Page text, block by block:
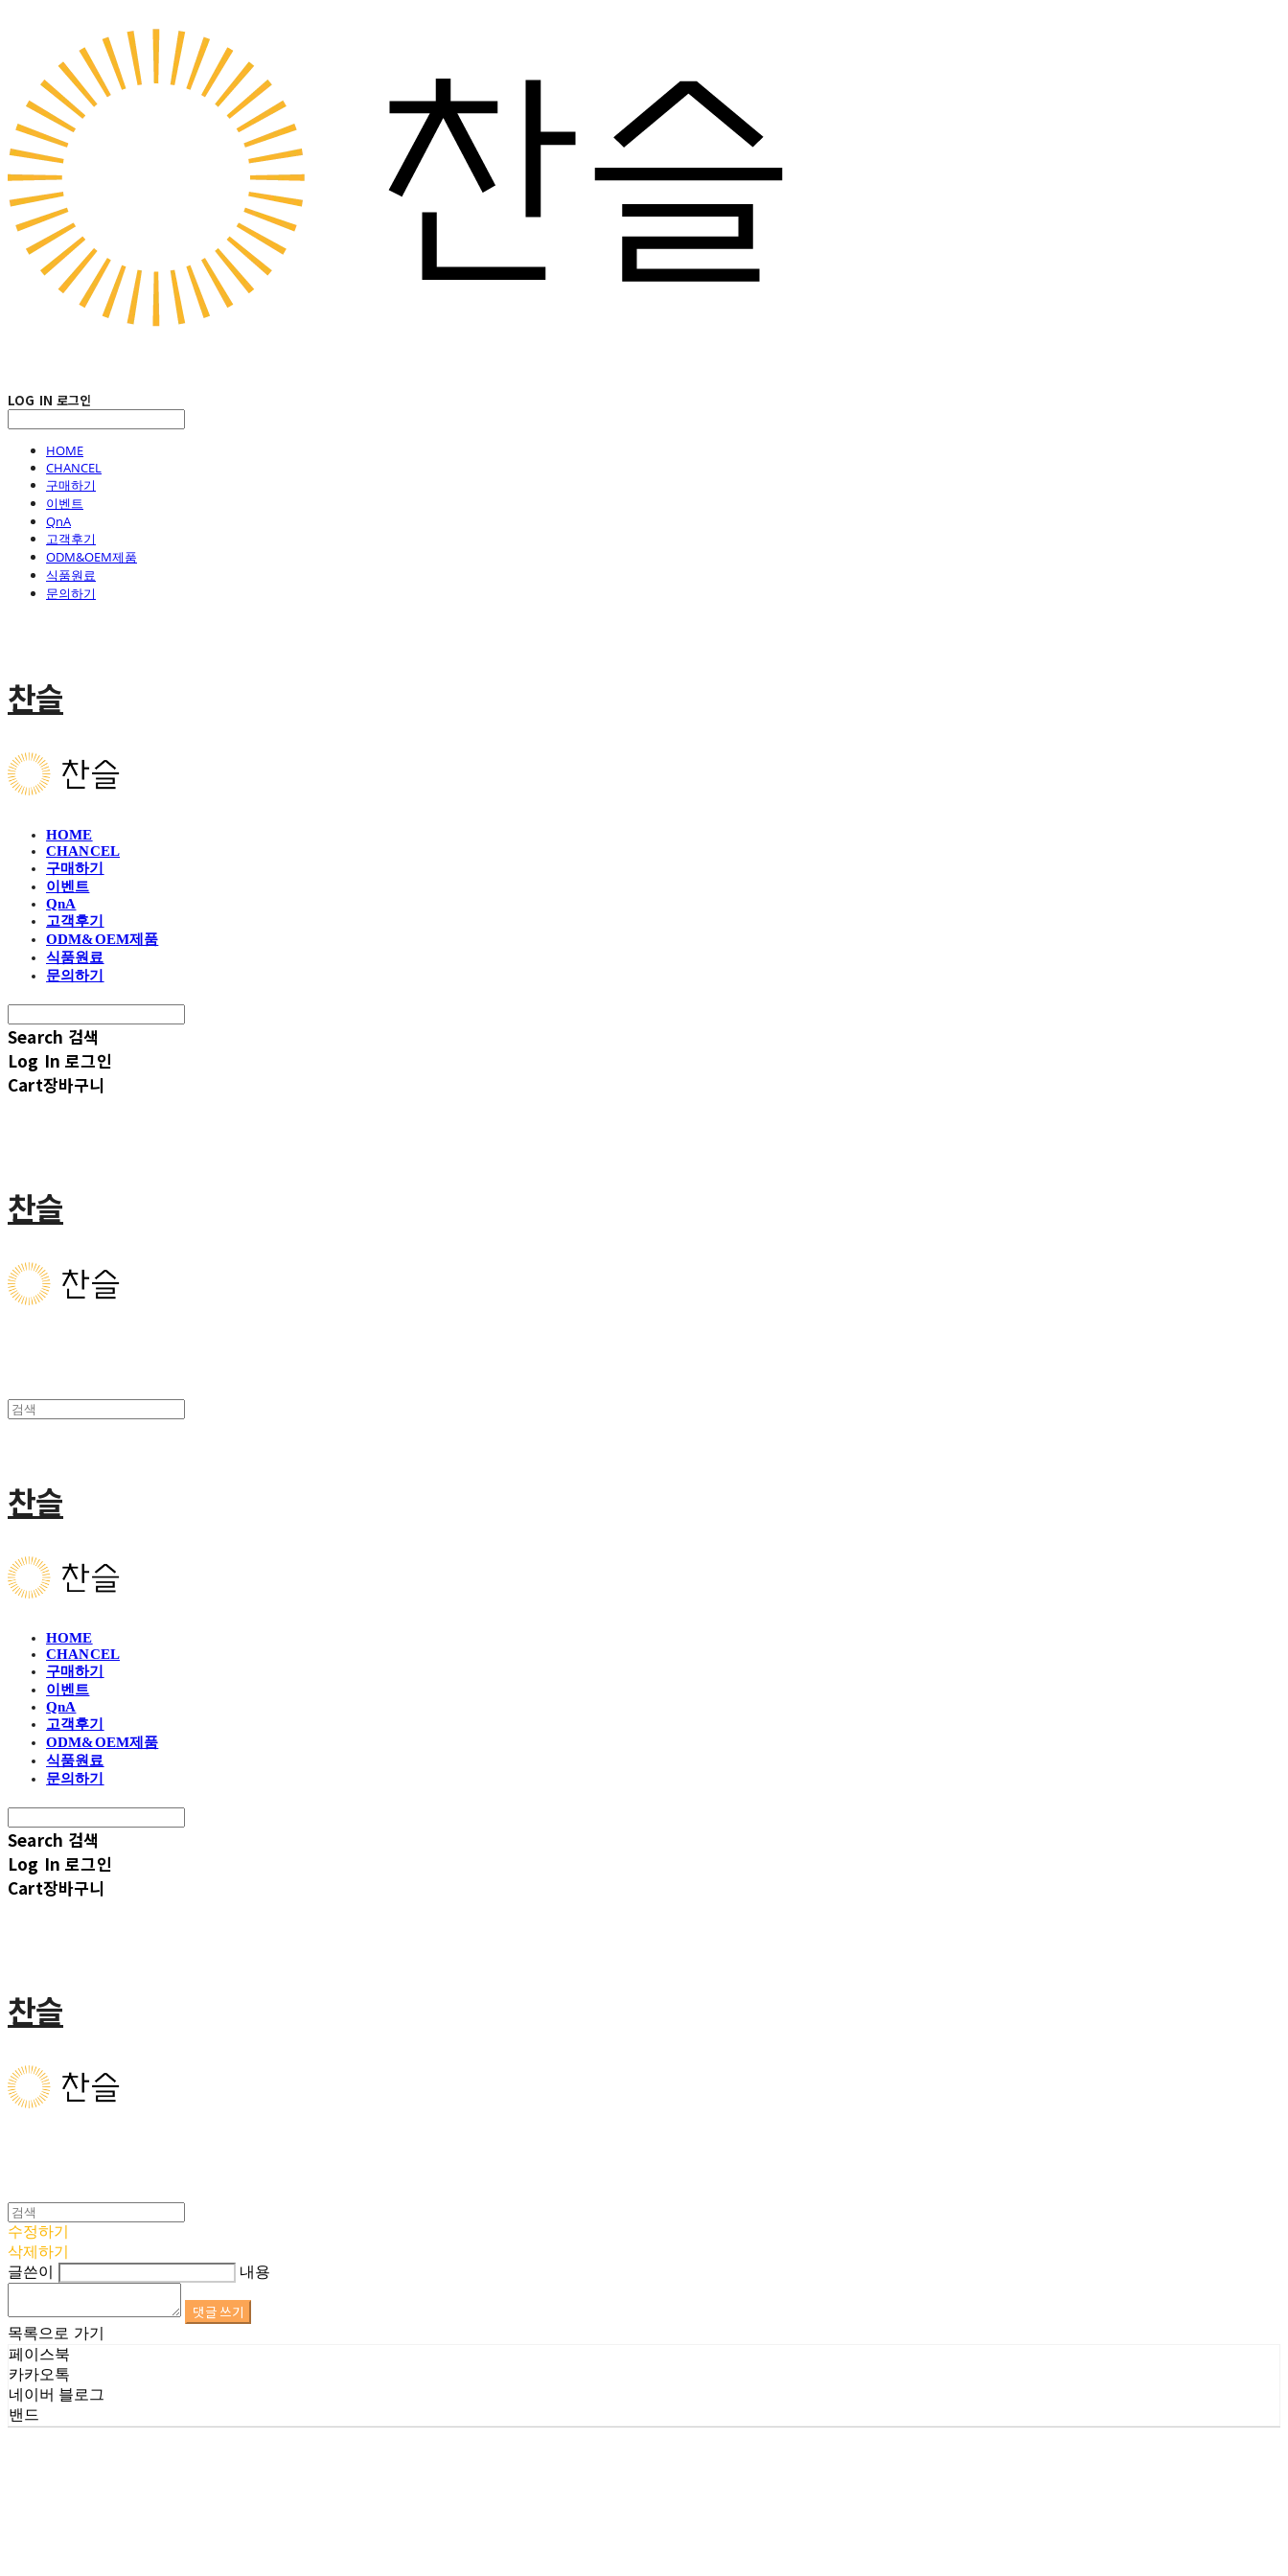
LOG IN 로그인
HOME
CHANCEL
구매하기
이벤트
QnA
고객후기
ODM&OEM제품
식품원료
문의하기
찬슬
HOME
CHANCEL
구매하기
이벤트
QnA
고객후기
ODM&OEM제품
식품원료
문의하기
Search 검색
Log In 로그인
Cart장바구니
찬슬
찬슬
HOME
CHANCEL
구매하기
이벤트
QnA
고객후기
ODM&OEM제품
식품원료
문의하기
Search 검색
Log In 로그인
Cart장바구니
찬슬
수정하기
삭제하기
글쓴이
내용
댓글 쓰기
목록으로 가기
페이스북
카카오톡
네이버 블로그
밴드